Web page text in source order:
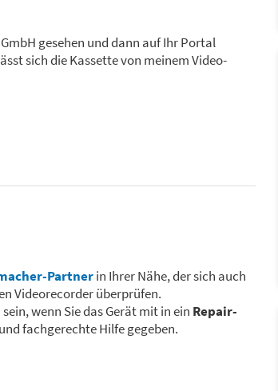
gesehen und dann auf Ihr Portal
sich die Kassette von meinem Video-
Partnerin Ihrer Nähe, der sich auch
Videorecorder überprüfen.
wenn Sie das Gerät mit in ein Repair-
fachgerechte Hilfe gegeben.